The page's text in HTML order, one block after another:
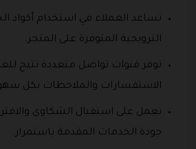
تساعد العملاء في استخدام أكواد
الترويجية المتوفرة على المتجر.
توفر قنوات تواصل متعددة تتيح
الاستفسارات والملاحظات بكل
تعمل على استقبال الشكاوى
جودة الخدمات المقدمة باستمرار.